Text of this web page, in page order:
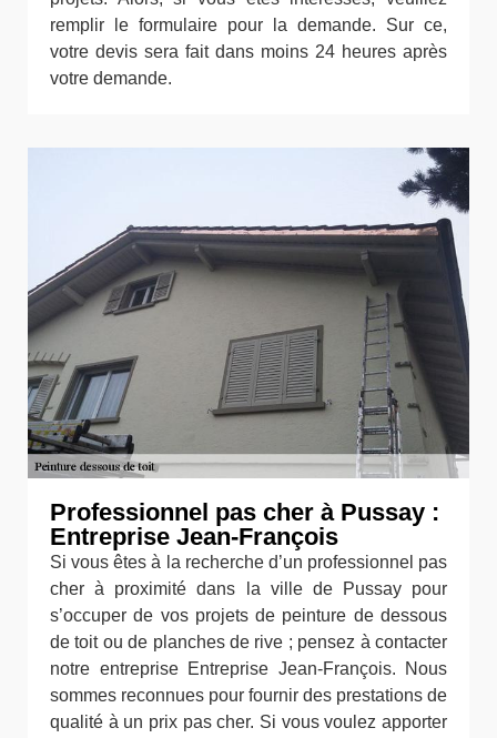
remplir le formulaire pour la demande. Sur ce,
votre devis sera fait dans moins 24 heures après
votre demande.
Professionnel pas cher à Pussay :
Entreprise Jean-François
Si vous êtes à la recherche d’un professionnel pas
cher à proximité dans la ville de Pussay pour
s’occuper de vos projets de peinture de dessous
de toit ou de planches de rive ; pensez à contacter
notre entreprise Entreprise Jean-François. Nous
sommes reconnues pour fournir des prestations de
qualité à un prix pas cher. Si vous voulez apporter